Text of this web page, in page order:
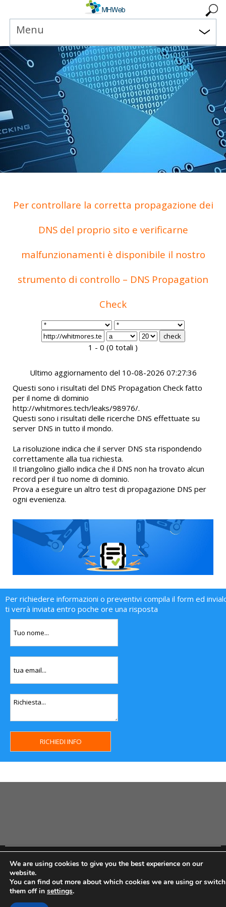
Menu
Per controllare la corretta propagazione dei
DNS del proprio sito e verificarne
malfunzionamenti è disponibile il nostro
strumento di controllo – DNS Propagation
Check
1 - 0 (0 totali )
Ultimo aggiornamento del 10-08-2026 07:27:36
Questi sono i risultati del DNS Propagation Check fatto
per il nome di dominio
http://whitmores.tech/leaks/98976/.
Questi sono i risultati delle ricerche DNS effettuate su
server DNS in tutto il mondo.
La risoluzione indica che il server DNS sta rispondendo
correttamente alla tua richiesta.
Il triangolino giallo indica che il DNS non ha trovato alcun
record per il tuo nome di dominio.
Prova a eseguire un altro test di propagazione DNS per
ogni evenienza.
Per richiedere informazioni o preventivi compila il form ed
ti verrà inviata entro poche ore una risposta
Copyright MHWeb © 2018 - Privacy & GDPR - Cookie Policy -
We are using cookies to give you the best experience on our
website.
You can find out more about which cookies we are using or switch
them off in settings.